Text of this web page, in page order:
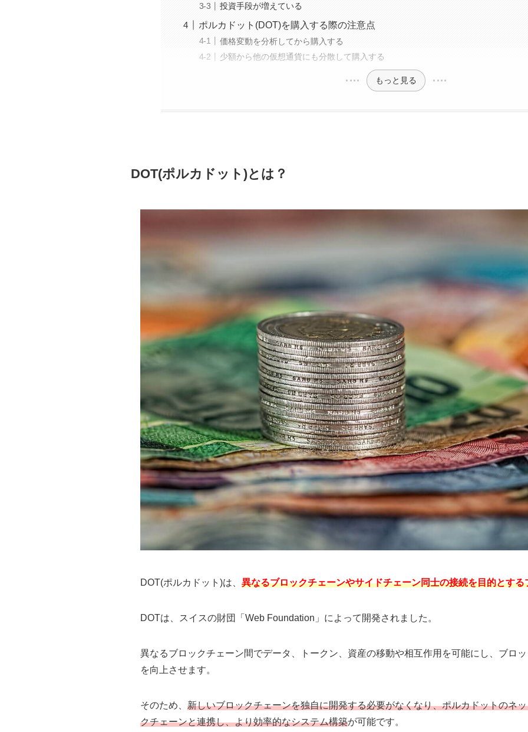
投資手段が増えている
ポルカドット(DOT)を購入する際の注意点
価格変動を分析してから購入する
少額から他の仮想通貨にも分散して購入する
もっと見る
DOT(ポルカドット)とは？
DOT(ポルカドット)は、 異なるブロックチェーンやサイドチェーン同士の接続を目的とする
DOTは、スイスの財団「Web Foundation」によって開発されました。
異なるブロックチェーン間でデータ、トークン、資産の移動や相互作用を可能にし、ブロ
を向上させます。
そのため、 新しいブロックチェーンを独自に開発する必要がなくなり、ポルカドットのネ
クチェーンと連携し、より効率的なシステム構築が可能です。